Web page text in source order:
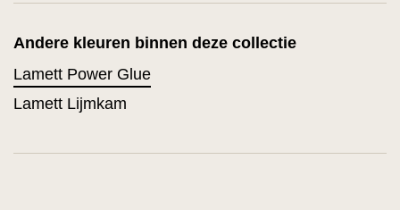
Andere kleuren binnen deze collectie
Lamett Power Glue
Lamett Lijmkam